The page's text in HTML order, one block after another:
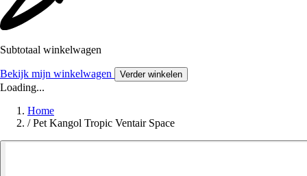
Subtotaal winkelwagen
Bekijk mijn winkelwagen Verder winkelen
Loading...
Home
/ Pet Kangol Tropic Ventair Space